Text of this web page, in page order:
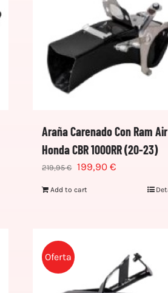
Araña Carenado Con Ram Air
Honda CBR 1000RR (20-23)
219,95€ 199,90€
Add to cart
Oferta